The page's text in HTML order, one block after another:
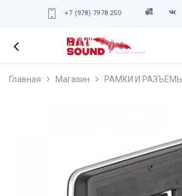
+7 (978) 7978 250
Главная Магазин РАМКИ И РАЗЪЕМЫ